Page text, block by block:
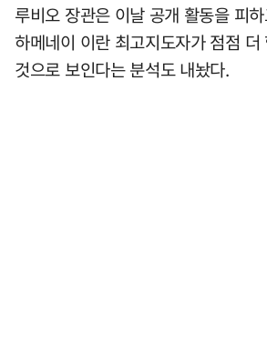
루비오 장관은 이날 공개 활동을 피
하메네이 이란 최고지도자가 점점
것으로 보인다는 분석도 내놨다.